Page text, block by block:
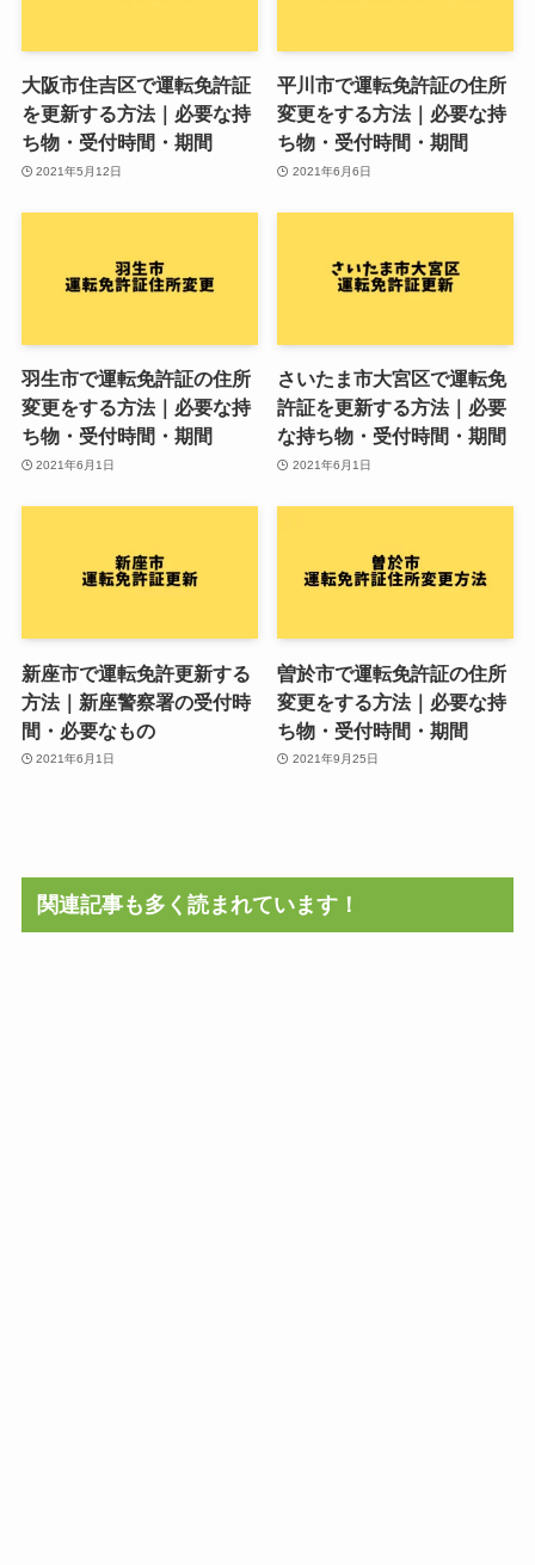
大阪市住吉区で運転免許証
を更新する方法｜必要な持
ち物・受付時間・期間
2021年5月12日
平川市で運転免許証の住所
変更をする方法｜必要な持
ち物・受付時間・期間
2021年6月6日
羽生市で運転免許証の住所
変更をする方法｜必要な持
ち物・受付時間・期間
2021年6月1日
さいたま市大宮区で運転免
許証を更新する方法｜必要
な持ち物・受付時間・期間
2021年6月1日
新座市で運転免許更新する
方法｜新座警察署の受付時
間・必要なもの
2021年6月1日
曽於市で運転免許証の住所
変更をする方法｜必要な持
ち物・受付時間・期間
2021年9月25日
関連記事も多く読まれています！